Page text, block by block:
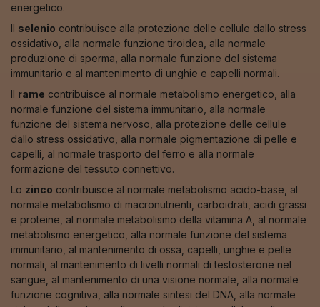
energetico.
Il selenio contribuisce alla protezione delle cellule dallo stress
ossidativo, alla normale funzione tiroidea, alla normale
produzione di sperma, alla normale funzione del sistema
immunitario e al mantenimento di unghie e capelli normali.
Il rame contribuisce al normale metabolismo energetico, alla
normale funzione del sistema immunitario, alla normale
funzione del sistema nervoso, alla protezione delle cellule
dallo stress ossidativo, alla normale pigmentazione di pelle e
capelli, al normale trasporto del ferro e alla normale
formazione del tessuto connettivo.
Lo zinco contribuisce al normale metabolismo acido-base, al
normale metabolismo di macronutrienti, carboidrati, acidi grassi
e proteine, al normale metabolismo della vitamina A, al normale
metabolismo energetico, alla normale funzione del sistema
immunitario, al mantenimento di ossa, capelli, unghie e pelle
normali, al mantenimento di livelli normali di testosterone nel
sangue, al mantenimento di una visione normale, alla normale
funzione cognitiva, alla normale sintesi del DNA, alla normale